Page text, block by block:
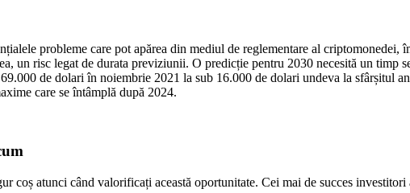
probleme care pot apărea din mediul de reglementare al
un risc legat de durata previziunii. O predicție pentru 2030 necesită un timp
de dolari în noiembrie 2021 la sub 16.000 de dolari undeva la sfârșitul
care se întâmplă după 2024.
coș atunci când valorificați această oportunitate. Cei mai de succes